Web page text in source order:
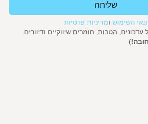
שליחה
השימוש ומדיניות פרטיות
הטבות, חומרים שיווקיים ודיוורים
)